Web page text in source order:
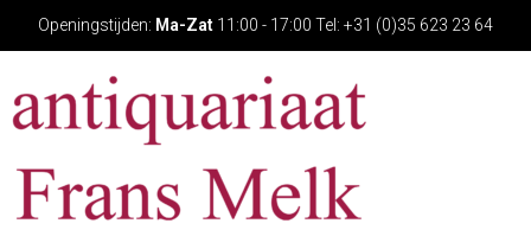
Openingstijden: Ma-Zat 11:00 - 17:00 Tel: +31 (0)35 623 23 64